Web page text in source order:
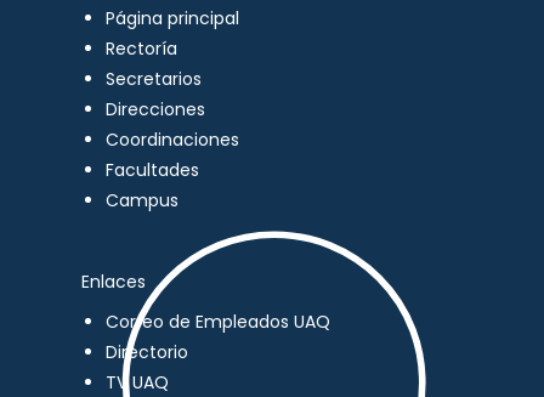
Página principal
Rectoría
Secretarios
Direcciones
Coordinaciones
Facultades
Campus
Enlaces
Correo de Empleados UAQ
Directorio
TV UAQ